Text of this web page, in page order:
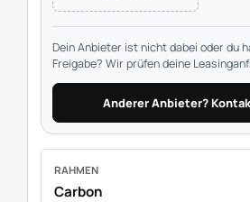
Dein Anbieter ist nicht dabei oder du
Freigabe? Wir prüfen deine
Anderer Anbieter?
RAHMEN
Carbon